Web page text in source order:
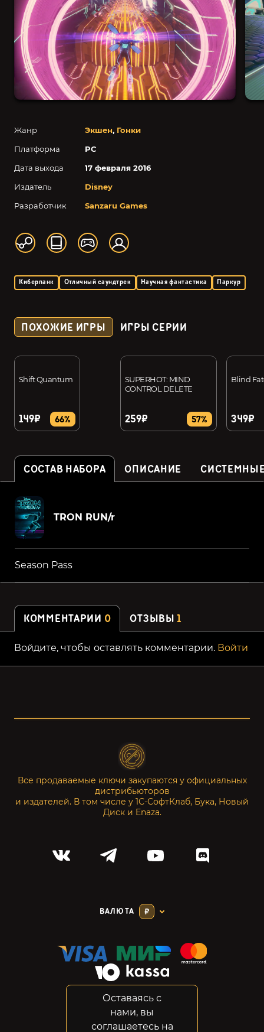
Жанр Экшен, Гонки
Платформа
PC
Дата выхода
17 февраля 2016
Издатель
Disney
Разработчик
Sanzaru Games
Киберпанк Отличный саундтрек Научная фантастика Паркур
ПОХОЖИЕ ИГРЫ ИГРЫ СЕРИИ
Shift Quantum
149₽ 66%
SUPERHOT: MIND
CONTROL DELETE
259₽ 57%
Blind
349₽
СОСТАВ НАБОРА ОПИСАНИЕ
TRON RUN/r
Season Pass
КОММЕНТАРИИ 0 ОТЗЫВЫ1
Войдите, чтобы оставлять комментарии. Войти
Все продаваемые ключи закупаются у официальных
дистрибьюторов
и издателей. В том числе у 1С-СофтКлаб, Бука, Новый
Диск и Enaza.
ВАЛЮТА ₽
Конфиденциальность
Возвраты
Оставаясь с
нами, вы
соглашаетесь на